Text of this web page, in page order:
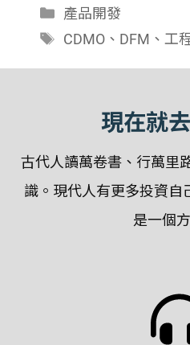
分
類
產品開發
標
CDMO、 DFM 、 工
現在就
古代人讀萬卷書、行萬里
識。現代人有更多投資自
是一個